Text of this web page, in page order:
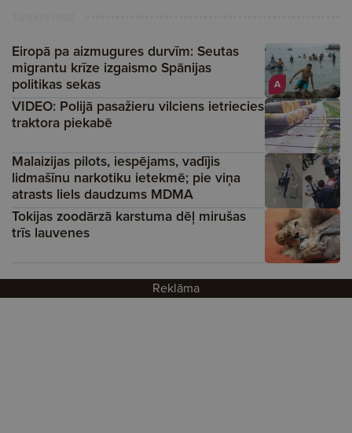
A
Eiropā pa aizmugures durvīm: Seutas
migrantu krīze izgaismo Spānijas
politikas sekas
VIDEO: Polijā pasažieru vilciens ietriecies
traktora piekabē
Malaizijas pilots, iespējams, vadījis
lidmašīnu narkotiku ietekmē; pie viņa
atrasts liels daudzums MDMA
Tokijas zoodārzā karstuma dēļ mirušas
trīs lauvenes
Reklāma